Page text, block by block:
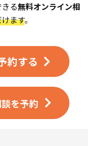
る無料オンライン相
ます。
約する
を予約